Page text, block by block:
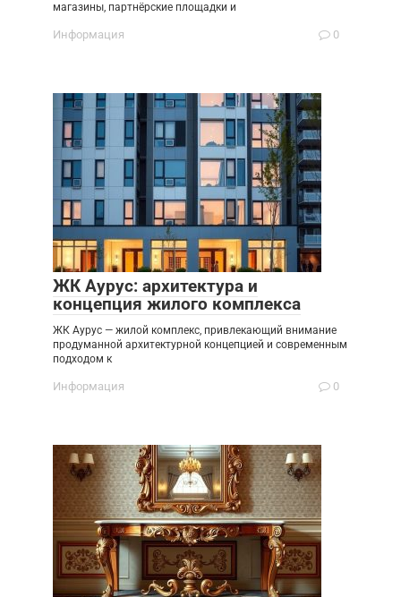
магазины, партнёрские площадки и
Информация 0
ЖК Аурус: архитектура и
концепция жилого комплекса
ЖК Аурус — жилой комплекс, привлекающий внимание
продуманной архитектурной концепцией и современным
подходом к
Информация 0